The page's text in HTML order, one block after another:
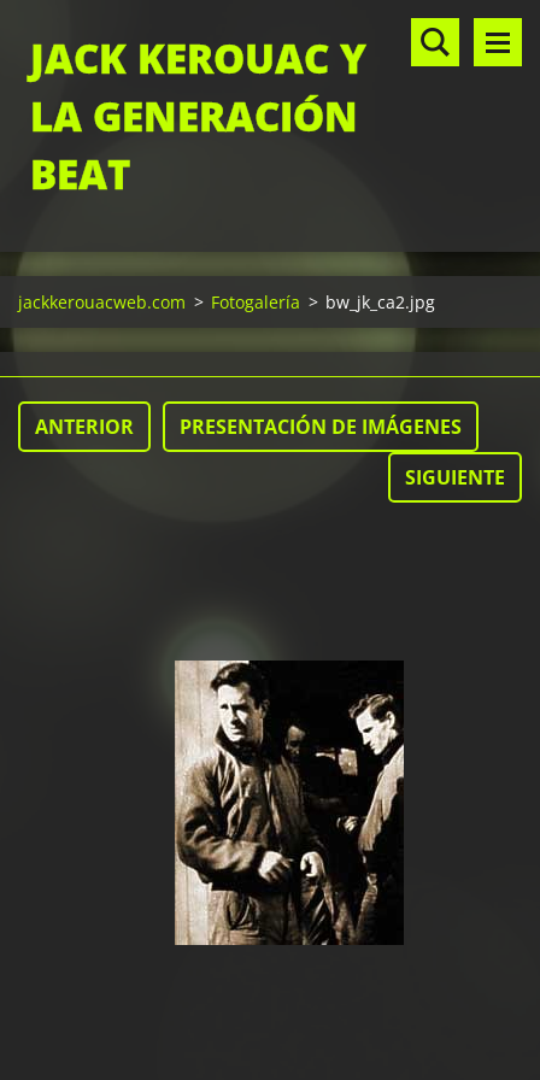
JACK KEROUAC Y
LA GENERACIÓN
BEAT
jackkerouacweb.com > Fotogalería > bw_jk_ca2.jpg
ANTERIOR
PRESENTACIÓN DE IMÁGENES
SIGUIENTE